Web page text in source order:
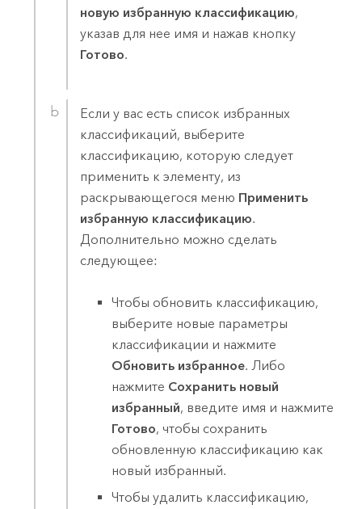
новую избранную классификацию,
указав для нее имя и нажав кнопку
Готово.
Если у вас есть список избранных
классификаций, выберите
классификацию, которую следует
применить к элементу, из
раскрывающегося меню Применить
избранную классификацию.
Дополнительно можно сделать
следующее:
Чтобы обновить классификацию,
выберите новые параметры
классификации и нажмите
Обновить избранное. Либо
нажмите Сохранить новый
избранный, введите имя и нажмите
Готово, чтобы сохранить
обновленную классификацию как
новый избранный.
Чтобы удалить классификацию,